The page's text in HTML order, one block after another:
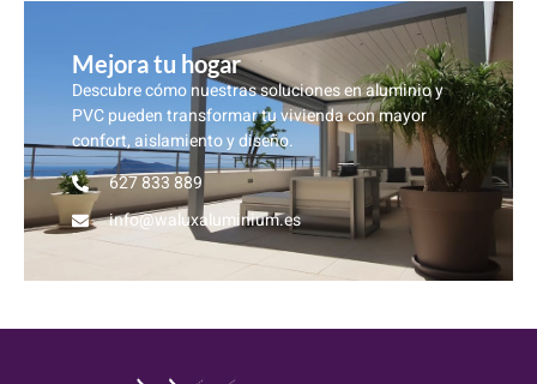
Mejora tu hogar
Descubre cómo nuestras soluciones en aluminio y
PVC pueden transformar tu vivienda con mayor
confort, aislamiento y diseño.
627 833 889
info@waluxaluminium.es